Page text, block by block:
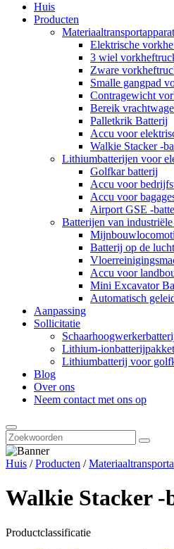
Huis
Producten
Elektrische
3 wiel
Zware
Smalle gangpad
Contragewicht
Bereik
Palletkrik Batterij
Accu voor
Walkie Stacker -
Lithiumbatterijen voor
Golfkar batterij
Accu voor
Accu voor
Airport GSE -
Batterijen van
Batterij op de
Accu voor
Mini Excavator
Automatisch
Aanpassing
Sollicitatie
Lithium-
Lithiumbatterij voor
Blog
Over ons
Neem contact met ons op
Huis /Producten /
Walkie Stacker
Productclassificatie